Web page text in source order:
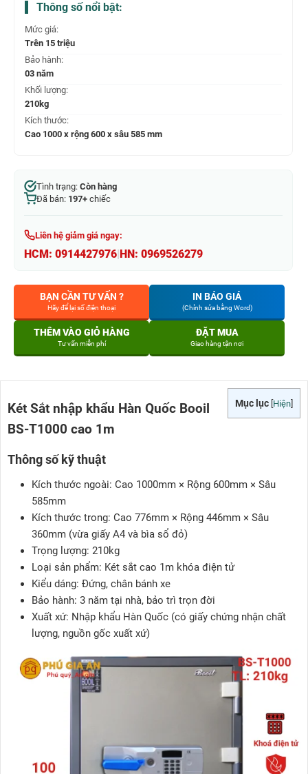
Thông số nổi bật:
Mức giá:
Trên 15 triệu
Bảo hành:
03 năm
Khối lượng:
210kg
Kích thước:
Cao 1000 x rộng 600 x sâu 585 mm
Tình trạng: Còn hàng
Đã bán: 197+ chiếc
Liên hệ giảm giá ngay:
HCM: 0914427976 HN: 0969526279
BẠN CẦN TƯ VẤN ?
Hãy để lại số điện thoại
IN BÁO GIÁ
(Chỉnh sửa bằng Word)
THÊM VÀO GIỎ HÀNG
Tư vấn miễn phí
ĐẶT MUA
Giao hàng tận nơi
Mục lục Hiện
Két Sắt nhập khẩu Hàn Quốc Booil
BS-T1000 cao 1m
Thông số kỹ thuật
Kích thước ngoài: Cao 1000mm × Rộng 600mm × Sâu
585mm
Kích thước trong: Cao 776mm × Rộng 446mm × Sâu
360mm (vừa giấy A4 và bìa sổ đỏ)
Trọng lượng: 210kg
Loại sản phẩm: Két sắt cao 1m khóa điện tử
Kiểu dáng: Đứng, chân bánh xe
Bảo hành: 3 năm tại nhà, bảo trì trọn đời
Xuất xứ: Nhập khẩu Hàn Quốc (có giấy chứng nhận chất
lượng, nguồn gốc xuất xứ)